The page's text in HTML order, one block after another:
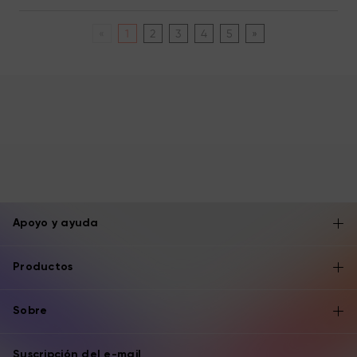
2 3 4 5 »
Apoyo y ayuda
Productos
Sobre
Suscripción del e-mail